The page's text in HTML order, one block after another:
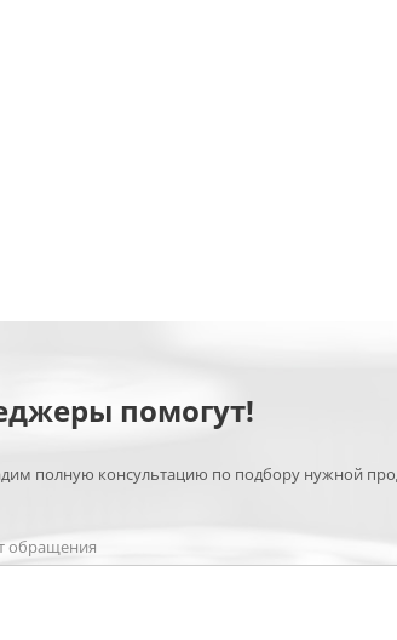
помогут!
полную консультацию по подбору нужной
обращения